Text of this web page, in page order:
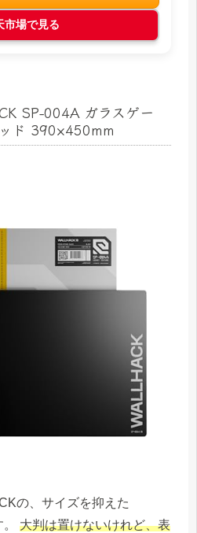
市場で見る
SP-004A ガラスゲー
ド 390×450mm
の、サイズを抑えた
大判は置けないけれど、表